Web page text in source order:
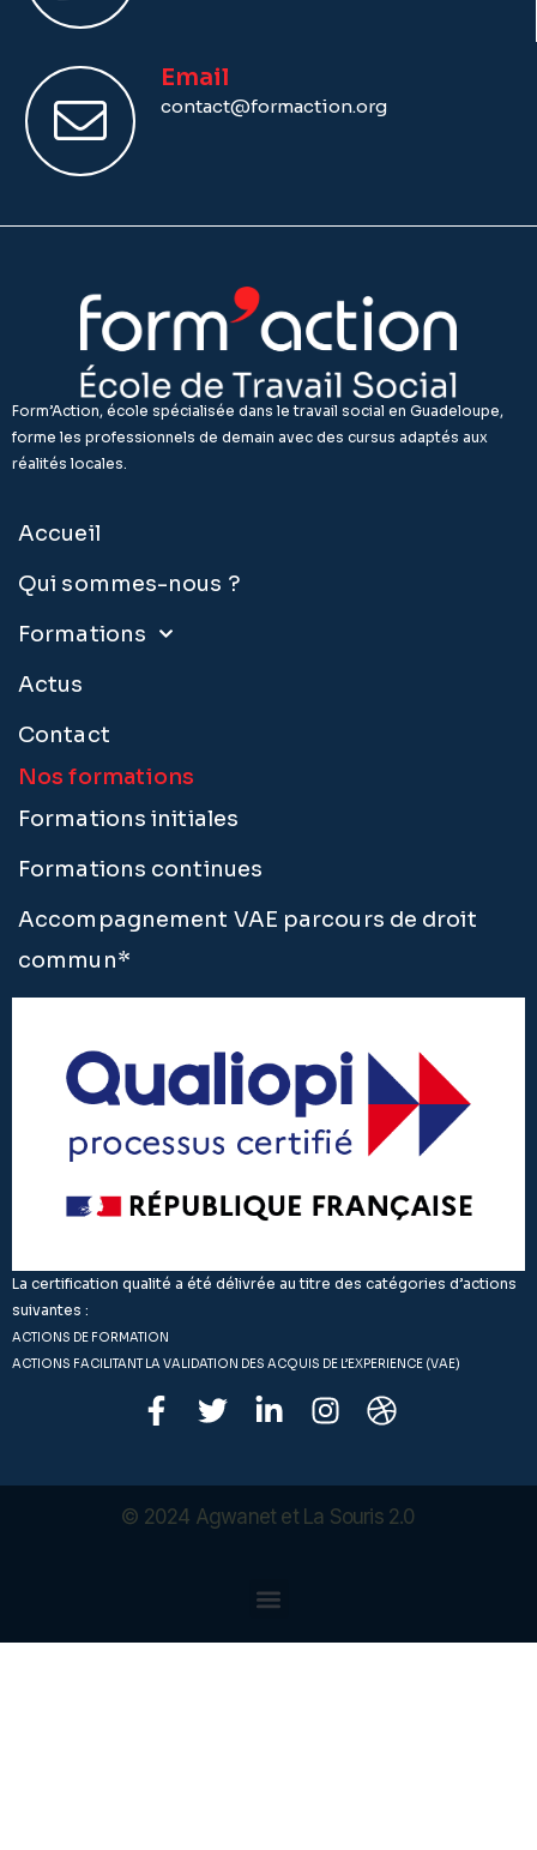
Email
contact@formaction.org
Form’Action, école spécialisée dans le travail social en Guadeloupe,
forme les professionnels de demain avec des cursus adaptés aux
réalités locales.
Accueil
Qui sommes-nous ?
Formations
Actus
Contact
Nos formations
Formations initiales
Formations continues
Accompagnement VAE parcours de droit
commun*
La certification qualité a été délivrée au titre des catégories d’actions
suivantes :
ACTIONS DE FORMATION
ACTIONS FACILITANT LA VALIDATION DES ACQUIS DE L’EXPERIENCE (VAE)
© 2024 Agwanetet La Souris 2.0